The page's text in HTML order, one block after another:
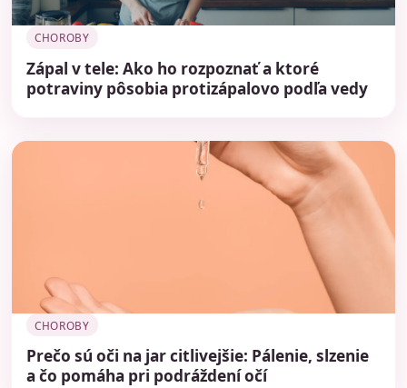
CHOROBY
Zápal v tele: Ako ho rozpoznať a ktoré
potraviny pôsobia protizápalovo podľa vedy
CHOROBY
Prečo sú oči na jar citlivejšie: Pálenie, slzenie
a čo pomáha pri podráždení očí